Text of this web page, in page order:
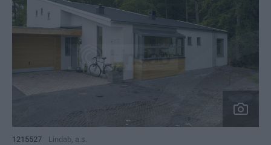
1215527 Lindab, a.s.